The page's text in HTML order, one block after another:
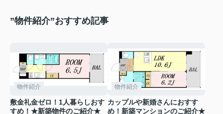
”物件紹介”おすすめ記事
物件紹介
敷金礼金ゼロ！1人暮らしおす
すめ！★新築物件のご紹介★
物件紹介
カップルや新婚さんにおすす
め！新築マンションのご紹介★